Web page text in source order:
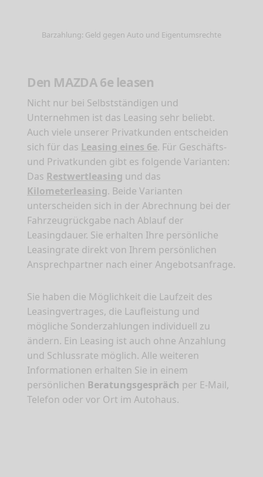
Barzahlung: Geld gegen Auto und Eigentumsrechte
Den MAZDA 6e leasen
Nicht nur bei Selbstständigen und
Unternehmen ist das Leasing sehr beliebt.
Auch viele unserer Privatkunden entscheiden
sich für das Leasing eines 6e. Für Geschäfts-
und Privatkunden gibt es folgende Varianten:
Das Restwertleasing und das
Kilometerleasing. Beide Varianten
unterscheiden sich in der Abrechnung bei der
Fahrzeugrückgabe nach Ablauf der
Leasingdauer. Sie erhalten Ihre persönliche
Leasingrate direkt von Ihrem persönlichen
Ansprechpartner nach einer Angebotsanfrage.
Sie haben die Möglichkeit die Laufzeit des
Leasingvertrages, die Laufleistung und
mögliche Sonderzahlungen individuell zu
ändern. Ein Leasing ist auch ohne Anzahlung
und Schlussrate möglich. Alle weiteren
Informationen erhalten Sie in einem
persönlichen Beratungsgespräch per E-Mail,
Telefon oder vor Ort im Autohaus.